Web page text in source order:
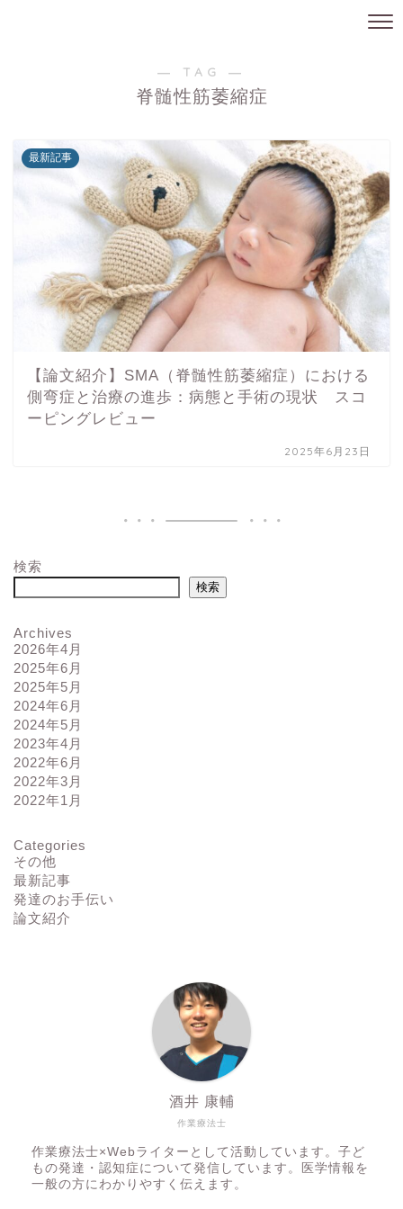
― TAG ―
脊髄性筋萎縮症
最新記事
【論文紹介】SMA（脊髄性筋萎縮症）における
側弯症と治療の進歩：病態と手術の現状 スコ
ーピングレビュー
2025年6月23日
検索
検索
Archives
2026年4月
2025年6月
2025年5月
2024年6月
2024年5月
2023年4月
2022年6月
2022年3月
2022年1月
Categories
その他
最新記事
発達のお手伝い
論文紹介
作業療法士
酒井 康輔
作業療法士×Webライターとして活動しています。子ど
もの発達・認知症について発信しています。医学情報を
一般の方にわかりやすく伝えます。
自己紹介とポートフォリオ
お問い合わせ
プライバシーポリシー